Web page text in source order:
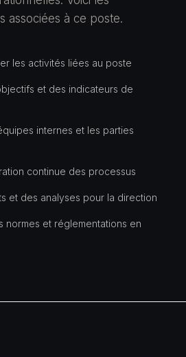
associées à ce poste.
les activités liées au poste
et des indicateurs de
internes et les parties
continue des processus
et des analyses pour la direction
normes et réglementations en